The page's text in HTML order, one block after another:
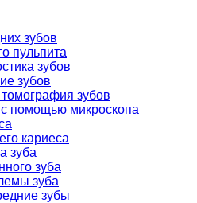
зубов
пульпита
зубов
зубов
зубов
помощью микроскопа
кариеса
зуба
зуба
зуба
зубы